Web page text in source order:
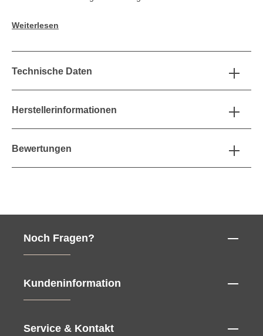
Weiterlesen
Technische Daten
Herstellerinformationen
Bewertungen
Noch Fragen?
Kundeninformation
Service & Kontakt